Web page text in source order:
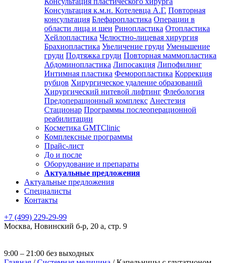
Консультация к.м.н. Котелевца А.Г. Повторная
консультация Блефаропластика Операции в
области лица и шеи Ринопластика Отопластика
Хейлопластика Челюстно-лицевая хирургия
Брахиопластика Увеличение груди Уменьшение
груди Подтяжка груди Повторная маммопластика
Абдоминопластика Липосакция Липофилинг
Интимная пластика Феморопластика Коррекция
рубцов Хирургическое удаление образований
Хирургический нитевой лифтинг Флебология
Предоперационный комплекс Анестезия
Стационар Программы послеоперационной
реабилитации
Косметика GMTClinic
Комплексные программы
Прайс-лист
До и после
Оборудование и препараты
Актуальные предложения
Актуальные предложения
Специалисты
Контакты
+7 (499) 229-29-99
Москва, Новинский б-р, 20 а, стр. 9
9:00 – 21:00 без выходных